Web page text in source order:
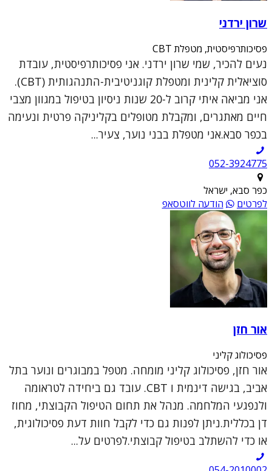
שרון ירדני
פסיכותרפיסטית, מטפלת CBT
נעים להכיר, שמי שרון ירדני. אני פסיכותרפיסטית, עובדת
סוציאלית קלינית ומטפלת קוגניטיבית-התנהגותית (CBT).
אני מביאה איתי קרוב ל-20 שנות ניסיון בטיפול במגוון מצבי
חיים מאתגרים, ומקבלת מטופלים בקליניקה פרטית ונעימה
בכפר סבא.אני מטפלת בבני נוער, צעיר...
052-3924775
כפר סבא, ישראל
לפרטים
הודעה לווטסאפ
אור חזן
פסיכולוג קליני
אור חזן, פסיכולוג קליני מומחה. מטפל במבוגרים ונוער בתל
אביב, בגישה דינמית ו CBT. עובד גם ביחידה לטראומה
ולנפגעי המלחמה. מנהל את תחום הטיפול הקבוצתי, מחוז
דן בכללית.ניתן לפנות גם כדי לקבל חוות דעת פסיכולוגית,
או כדי להשתלב בטיפול קבוצתי.לפרטים על...